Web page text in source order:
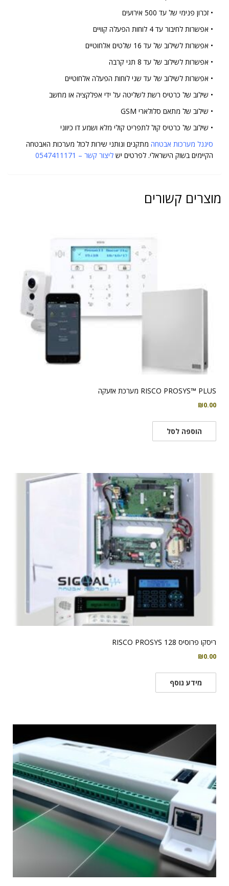
• זכרון פנימי של עד 500 אירועים
• אפשרות לחיבור עד 4 לוחות הפעלה קוויים
• אפשרות לשילוב של עד 16 שלטים אלחוטיים
• אפשרות לשילוב של עד 8 תגי קרבה
• אפשרות לשילוב של עד שני לוחות הפעלה אלחוטיים
• שילוב של כרטיס רשת לשליטה על ידי אפלקציה או מחשב
• שילוב של מתאם סלולארי GSM
• שילוב של כרטיס קול לתפריט קולי מלא ושמע דו כיווני
סיגנל מערכות אבטחה מתקנים ונותני שירות לכול מערכות האבטחה
הקיימים בשוק הישראלי. לפרטים יש ליצור קשר – 0547411171
מוצרים קשורים
RISCO PROSYS™ PLUS מערכת אזעקה
₪0.00
הוספה לסל
ריסקו פרוסיס 128 RISCO PROSYS
₪0.00
מידע נוסף